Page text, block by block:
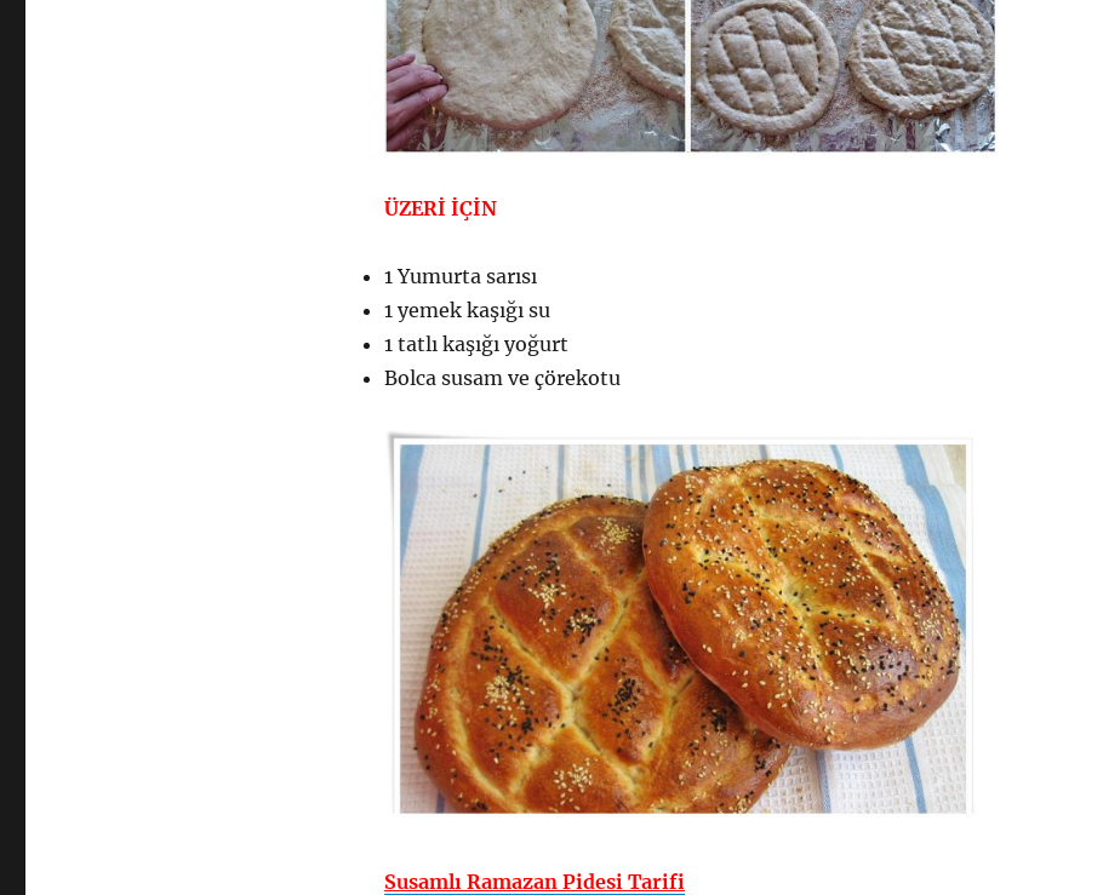
ÜZERİ İÇİN
1 Yumurta sarısı
1 yemek kaşığı su
1 tatlı kaşığı yoğurt
Bolca susam ve çörekotu
Susamlı Ramazan Pidesi Tarifi